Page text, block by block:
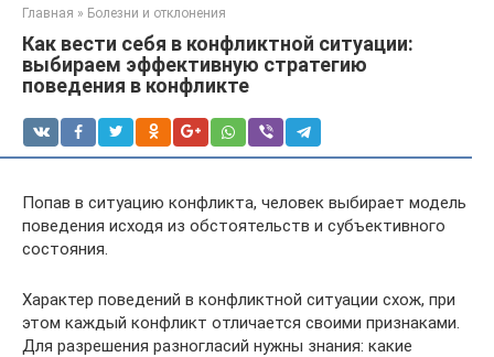
Главная » Болезни и отклонения
Как вести себя в конфликтной ситуации:
выбираем эффективную стратегию
поведения в конфликте
Попав в ситуацию конфликта, человек выбирает модель
поведения исходя из обстоятельств и субъективного
состояния.
Характер поведений в конфликтной ситуации схож, при
этом каждый конфликт отличается своими признаками.
Для разрешения разногласий нужны знания: какие